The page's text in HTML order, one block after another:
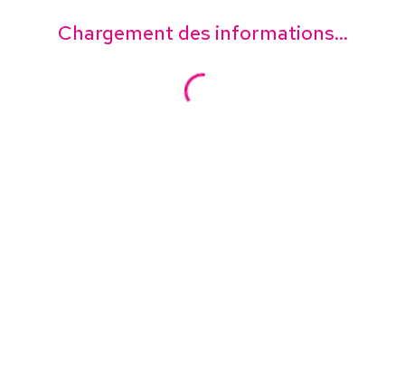
Chargement des informations...